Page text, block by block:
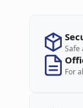
Safe
For